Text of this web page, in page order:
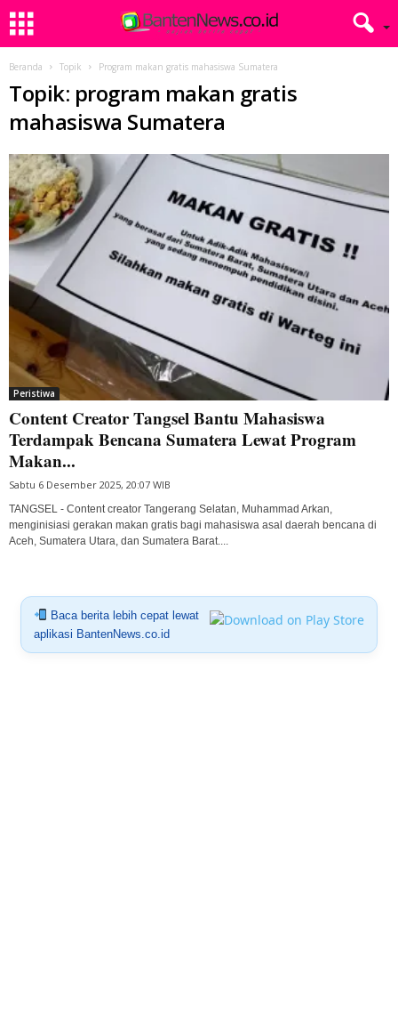
Beranda Topik Program makan gratis mahasiswa Sumatera
Topik: program makan gratis
mahasiswa Sumatera
Peristiwa
Content Creator Tangsel Bantu Mahasiswa
Terdampak Bencana Sumatera Lewat Program
Makan...
Sabtu 6 Desember 2025, 20:07 WIB
TANGSEL - Content creator Tangerang Selatan, Muhammad Arkan,
menginisiasi gerakan makan gratis bagi mahasiswa asal daerah bencana di
Aceh, Sumatera Utara, dan Sumatera Barat....
Baca berita lebih cepat lewat
aplikasi BantenNews.co.id